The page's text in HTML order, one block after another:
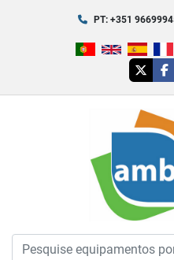
PT: +351
twitter